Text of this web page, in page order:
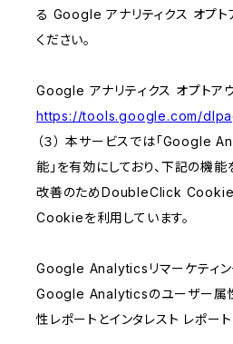
る Google アナリティクス オプト
ください。
Google アナリティクス オプトアウ
https://tools.google.com/
（３） 本サービスでは「Google
能」を有効にしており、下記の機能
改善のためDoubleClick Cookie
Cookieを利用しています。
Google Analyticsリマーケティン
Google Analyticsのユーザー属
性レポートとインタレスト レポート